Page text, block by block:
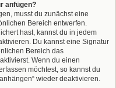
anfügen?
musst du zunächst eine
Bereich entwerfen.
hast, kannst du in jedem
Du kannst eine Signatur
Bereich das
Wenn du einen
möchtest, so kannst du
wieder deaktivieren.